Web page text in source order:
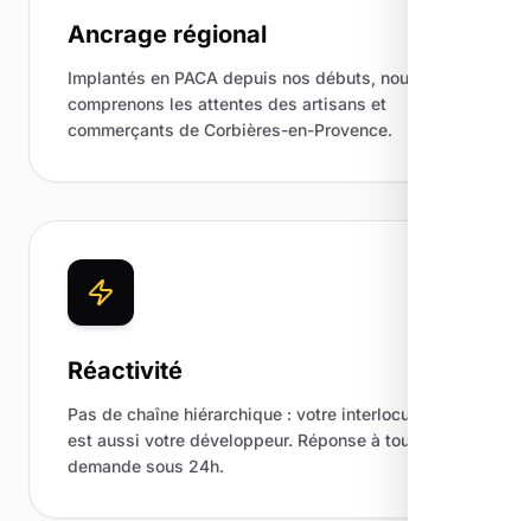
Ancrage régional
Implantés en PACA depuis nos débuts, nous
comprenons les attentes des artisans et
commerçants de Corbières-en-Provence.
Réactivité
Pas de chaîne hiérarchique : votre interlocuteur
est aussi votre développeur. Réponse à toute
demande sous 24h.